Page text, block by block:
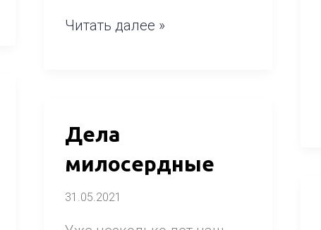
Читать далее »
Дела
милосердные
31.05.2021
Дела